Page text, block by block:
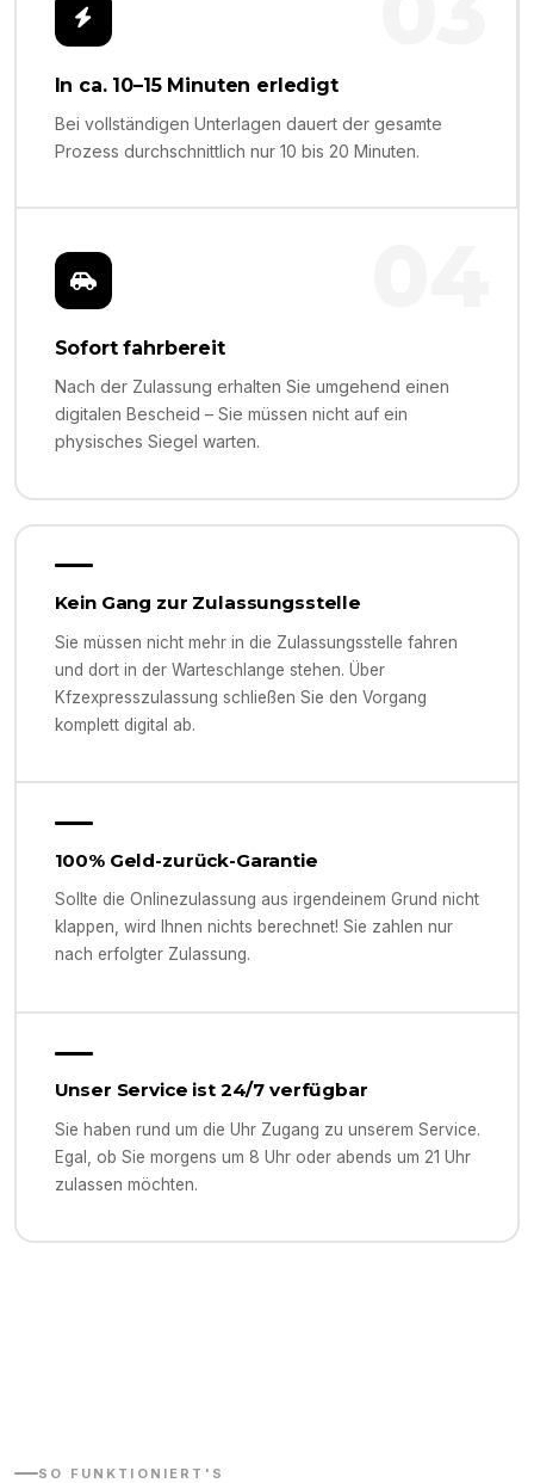
In ca. 10–15 Minuten erledigt
Bei vollständigen Unterlagen dauert der gesamte
Prozess durchschnittlich nur 10 bis 20 Minuten.
Sofort fahrbereit
Nach der Zulassung erhalten Sie umgehend einen
digitalen Bescheid – Sie müssen nicht auf ein
physisches Siegel warten.
Kein Gang zur Zulassungsstelle
Sie müssen nicht mehr in die Zulassungsstelle fahren
und dort in der Warteschlange stehen. Über
Kfzexpresszulassung schließen Sie den Vorgang
komplett digital ab.
100% Geld-zurück-Garantie
Sollte die Onlinezulassung aus irgendeinem Grund nicht
klappen, wird Ihnen nichts berechnet! Sie zahlen nur
nach erfolgter Zulassung.
Unser Service ist 24/7 verfügbar
Sie haben rund um die Uhr Zugang zu unserem Service.
Egal, ob Sie morgens um 8 Uhr oder abends um 21 Uhr
zulassen möchten.
SO FUNKTIONIERT'S